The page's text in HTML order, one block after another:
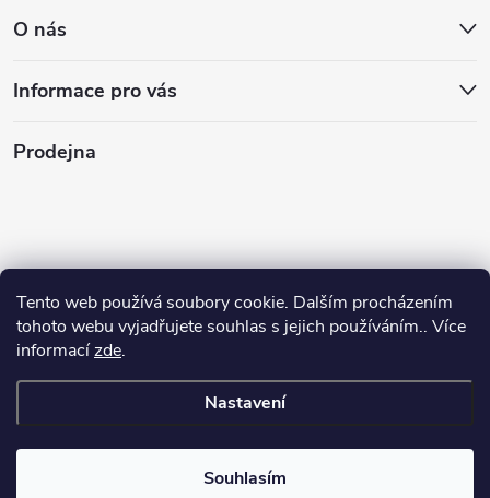
Tento web používá soubory cookie. Dalším procházením
tohoto webu vyjadřujete souhlas s jejich používáním.. Více
informacízde.
Nastavení
Souhlasím
O nás
Informace pro vás
Prodejna
Copyright 2026Stasan.cz. Všechna práva vyhrazena.